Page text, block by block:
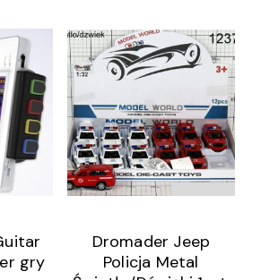
gry
Dromader Jeep
Policja Metal